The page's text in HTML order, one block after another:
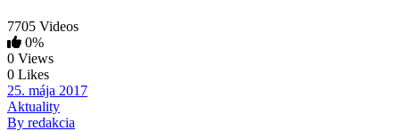
7705 Videos
0%
0 Views
0 Likes
25. mája 2017
Aktuality
By redakcia